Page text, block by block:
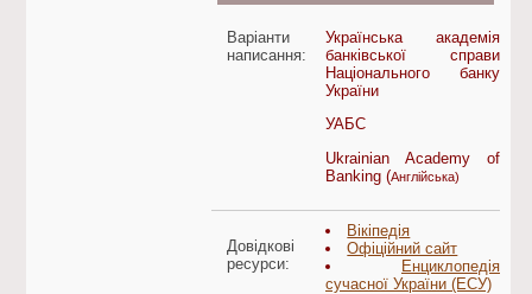
Варіанти
написання:
Українська академія
банківської справи
Національного банку
України
УАБС
Ukrainian Academy of
Banking (Англійська)
Довідкові
ресурси:
Вікіпедія
Офіційний сайт
Енциклопедія
сучасної України (ЕСУ)